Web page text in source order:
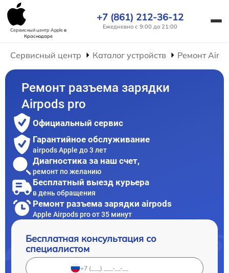
Сервисный центр Appleв
Краснодаре
+7 (861) 212-36-12
Ежедневно с 9:00 до 21:00
Сервисный центр Каталог устройств Ремонт
Ремонт разъема зарядки
Airpods pro
Официальный сервис
Гарантийное обслуживание
airpods Apple до 3 лет
Диагностика за наш счет,
ремонт по желанию
Бесплатный выезд курьера
в день обращения
Ремонт разъема зарядки airpods
Apple Airpods pro от 35 минут
Бесплатная консультация со
специалистом